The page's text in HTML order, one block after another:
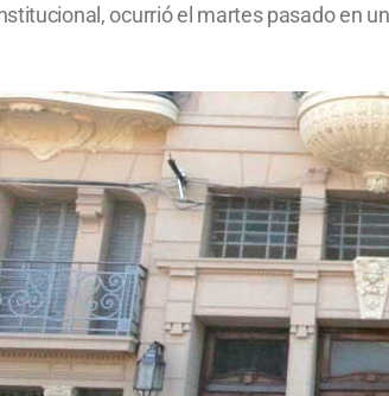
ocurrió el martes pasado en